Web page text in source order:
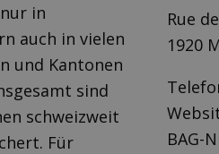
in
auch in vielen
und Kantonen
sind
schweizweit
Für
Rue
1920
BAG-